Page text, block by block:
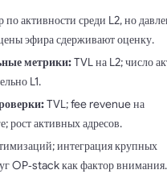
по активности среди L2, но
эфира сдерживают оценку.
метрики:TVL на L2; число
L1.
TVL; fee revenue на
рост активных адресов.
интеграция крупных
OP‑stack как фактор внимания.